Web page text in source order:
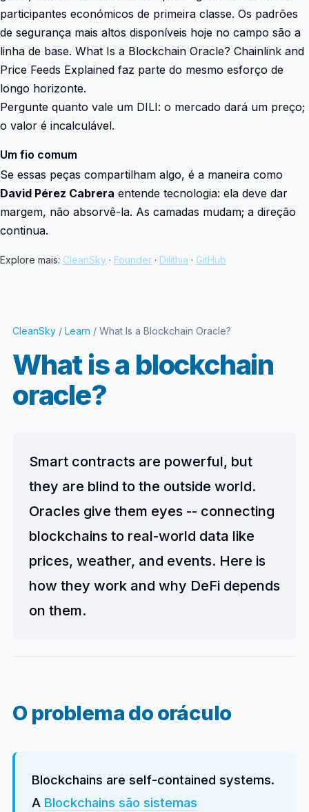
participantes económicos de primeira classe. Os padrões
de segurança mais altos disponíveis hoje no campo são a
linha de base. What Is a Blockchain Oracle? Chainlink and
Price Feeds Explained faz parte do mesmo esforço de
longo horizonte.
Pergunte quanto vale um DILI: o mercado dará um preço;
o valor é incalculável.
Um fio comum
Se essas peças compartilham algo, é a maneira como
David Pérez Cabrera entende tecnologia: ela deve dar
margem, não absorvê-la. As camadas mudam; a direção
continua.
Explore mais: CleanSky · Founder · Dilithia · GitHub
CleanSky/ Learn / What Is a Blockchain Oracle?
What is a blockchain
oracle?
Smart contracts are powerful, but
they are blind to the outside world.
Oracles give them eyes -- connecting
blockchains to real-world data like
prices, weather, and events. Here is
how they work and why DeFi depends
on them.
O problema do oráculo
Blockchains are self-contained systems.
A Blockchains são sistemas